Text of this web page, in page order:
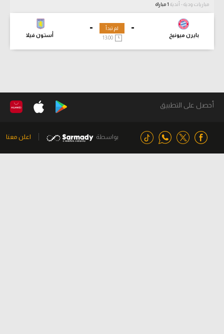
مباريات ودية - أندية
-
بايرن ميونيخ
-
أستون فيلا
لم تبدأ
13:00
أحصل على التطبيق
بواسطة اعلن معنا